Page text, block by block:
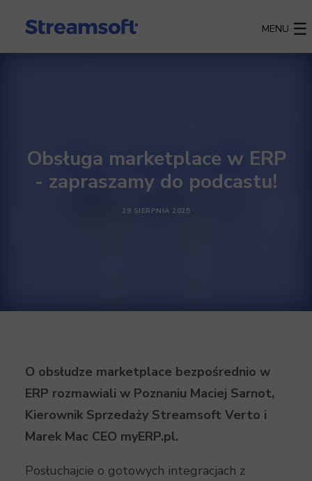
MENU
Obsługa marketplace w ERP
- zapraszamy do podcastu!
29 SIERPNIA 2025
O obsłudze marketplace bezpośrednio w
ERP rozmawiali w Poznaniu Maciej Sarnot,
Kierownik Sprzedaży Streamsoft Verto i
Marek Mac CEO myERP.pl.
Posłuchajcie o gotowych integracjach z